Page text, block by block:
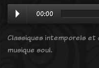
00:00
Classiques intemporels
musique soul.